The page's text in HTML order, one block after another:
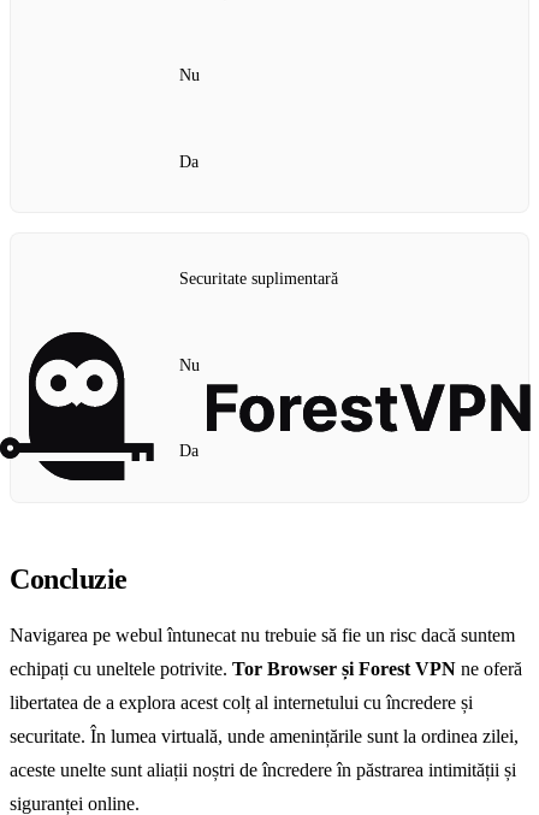
Nu
Da
Securitate suplimentară
Nu
Da
Concluzie
Navigarea pe webul întunecat nu trebuie să fie un risc dacă suntem
echipați cu uneltele potrivite. Tor Browser și Forest VPN ne oferă
libertatea de a explora acest colț al internetului cu încredere și
securitate. În lumea virtuală, unde amenințările sunt la ordinea zilei,
aceste unelte sunt aliații noștri de încredere în păstrarea intimității și
siguranței online.